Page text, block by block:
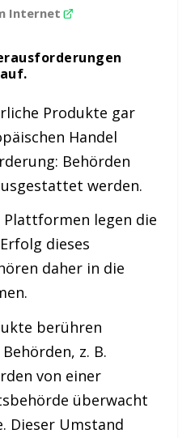
Internet
Produkte gar
Handel
Behörden
werden.
legen die
dieses
daher in die
berühren
z. B.
von einer
überwacht
Dieser Umstand